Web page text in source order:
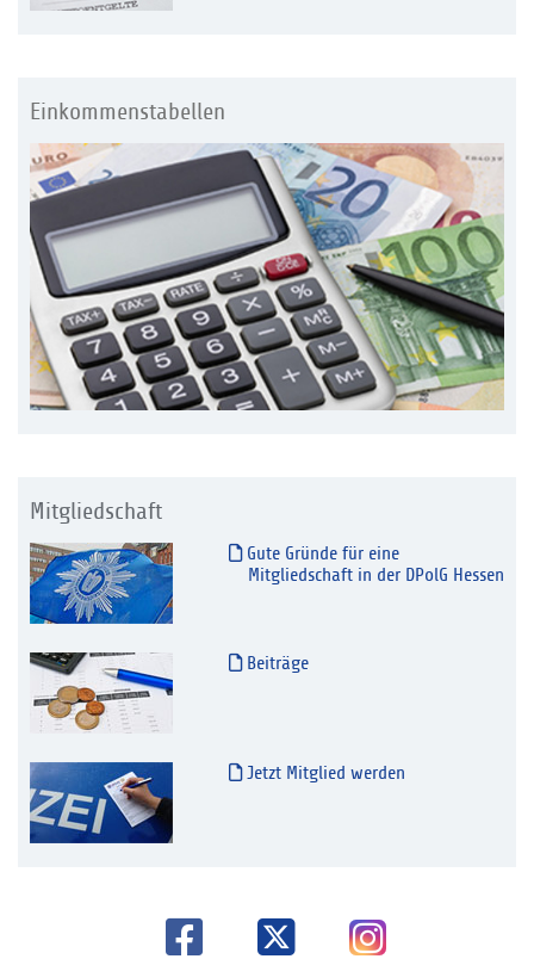
Einkommenstabellen
Mitgliedschaft
Gute Gründe für eine
Mitgliedschaft in der DPolG Hessen
Beiträge
Jetzt Mitglied werden